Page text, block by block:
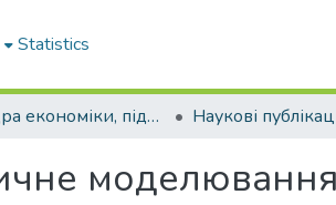
Statistics
Кафедра економіки, підприємництва та готельно-ресторанної справи
моделювання